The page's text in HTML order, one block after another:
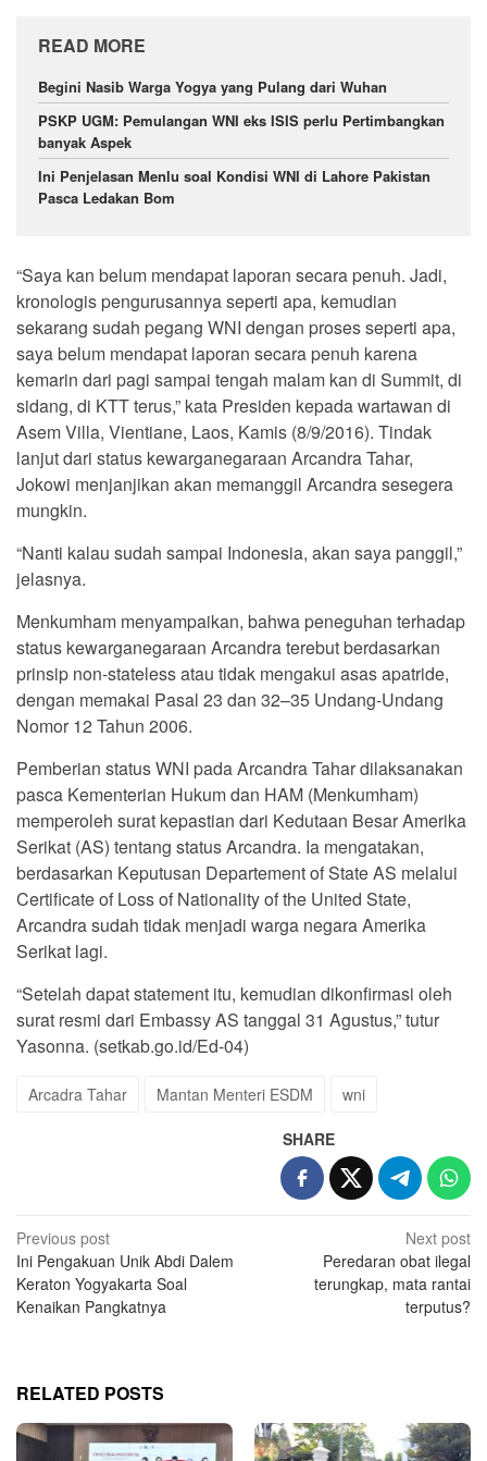
READ MORE
Begini Nasib Warga Yogya yang Pulang dari Wuhan
PSKP UGM: Pemulangan WNI eks ISIS perlu Pertimbangkan
banyak Aspek
Ini Penjelasan Menlu soal Kondisi WNI di Lahore Pakistan
Pasca Ledakan Bom
“Saya kan belum mendapat laporan secara penuh. Jadi,
kronologis pengurusannya seperti apa, kemudian
sekarang sudah pegang WNI dengan proses seperti apa,
saya belum mendapat laporan secara penuh karena
kemarin dari pagi sampai tengah malam kan di Summit, di
sidang, di KTT terus,” kata Presiden kepada wartawan di
Asem Villa, Vientiane, Laos, Kamis (8/9/2016). Tindak
lanjut dari status kewarganegaraan Arcandra Tahar,
Jokowi menjanjikan akan memanggil Arcandra sesegera
mungkin.
“Nanti kalau sudah sampai Indonesia, akan saya panggil,”
jelasnya.
Menkumham menyampaikan, bahwa peneguhan terhadap
status kewarganegaraan Arcandra terebut berdasarkan
prinsip non-stateless atau tidak mengakui asas apatride,
dengan memakai Pasal 23 dan 32–35 Undang-Undang
Nomor 12 Tahun 2006.
Pemberian status WNI pada Arcandra Tahar dilaksanakan
pasca Kementerian Hukum dan HAM (Menkumham)
memperoleh surat kepastian dari Kedutaan Besar Amerika
Serikat (AS) tentang status Arcandra. Ia mengatakan,
berdasarkan Keputusan Departement of State AS melalui
Certificate of Loss of Nationality of the United State,
Arcandra sudah tidak menjadi warga negara Amerika
Serikat lagi.
“Setelah dapat statement itu, kemudian dikonfirmasi oleh
surat resmi dari Embassy AS tanggal 31 Agustus,” tutur
Yasonna. (setkab.go.id/Ed-04)
Arcadra Tahar Mantan Menteri ESDM wni
SHARE
Post
navigation
Previous post
Ini Pengakuan Unik Abdi Dalem
Keraton Yogyakarta Soal
Kenaikan Pangkatnya
Next post
Peredaran obat ilegal
terungkap, mata rantai
terputus?
RELATED POSTS